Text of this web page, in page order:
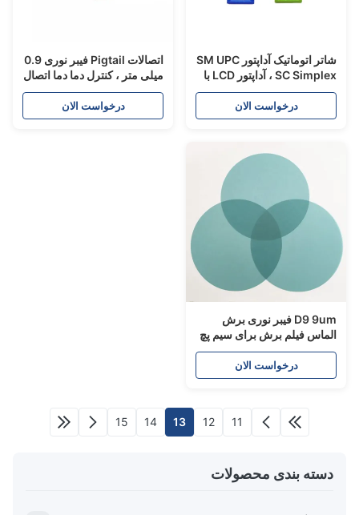
شاتر اتوماتیک آداپتور SM UPC
SC Simplex ، آداپتور LCD با
بالا
درخواست الان
اتصالات Pigtail فیبر نوری 0.9
میلی متر ، کنترل دما دما اتصال
دهنده نوری SM MM LC
درخواست الان
D9 9um فیبر نوری برش
فیلم برش برای سیم پچ
درخواست الان
11
12
13
14
15
دسته بندی محصولات